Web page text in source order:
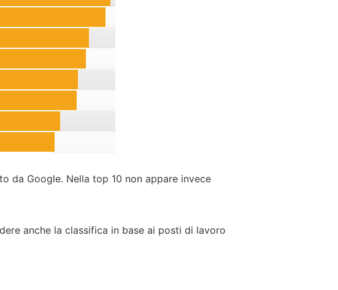
da Google. Nella top 10 non appare invece
anche la classifica in base ai posti di lavoro